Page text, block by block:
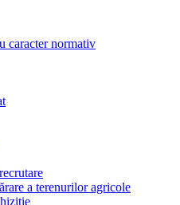
caracter normativ
a terenurilor agricole